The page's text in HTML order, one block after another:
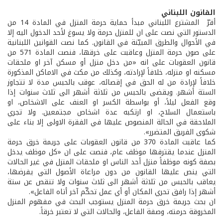
القانون اللبناني
أقرّ المشترع اللبناني مبدأ حماية حرمة المنزل في المادة 14 من
الدستور التي نصت على ان للمنزل حرمة ولا يسوغ لأحد الدخول اليه إلا
في الأحوال والطرق المبيّنة في القانون. كما نصت القوانين اللبنانية
على صون حرمة المنزل وعاقبت على خرقها، فنصت المادة 571 من
قانون العقوبات على انه «من دخل منزل أو مسكن آخر او ملحقات
مسكنه او منزله، خلافاً لإرادته، وكذلك من مكث في الاماكن المذكورة
خلافاً لإرادة من له الحق في إقصائه، عوقب بالحبس مدة لا تتجاوز
الستة أشهر. ويقضى بالحبس من ثلاثة أشهر الى ثلاث سنوات إذا
وقع الفعل ليلاً، أو بواسطة الكسر او العنف على الاشخاص، او
باستعمال السلاح، او ارتكبه عدة اشخاص مجتمعين. ولا تجري
الملاحقة في الحالة المنصوص عليها في الفقرة الاولى إلا بناء على
شكوى الفريق المتضرر».
كما عاقبت المادة 370 من قانون العقوبات على جريمة خرق حرمة
المنزل عندما يقترفها موظف عام، فنصت على ان «كل موظف يدخل
بصفة كونه موظفاً منزل أحد الناس او ملحقات المنزل في غير الحالات
التي ينص عليها القانون من دون مراعاة الأصول التي يفرضها،
يعاقب بالحبس من ثلاثة أشهر الى ثلاث سنوات ولا تنقص عن ستة
أشهر إذا رافق تحري المكان أو أي عمل تحكّم آخر أتاه الفاعل».
ان بحث جريمة خرق حرمة المنزل يستوجب البحث في مفهوم المنزل
المخروقة حرمته، وصفة الفاعل، والحالات التي لا تعتبر خرقاً.